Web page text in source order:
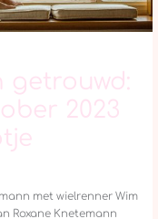
getrouwd:
2023
met wielrenner Wim
Roxane Knetemann